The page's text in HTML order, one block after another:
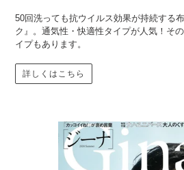
50回洗っても抗ウイルス効果が持続する
ク』。通気性・快適性タイプが人気！そ
イプもあります。
詳しくはこちら